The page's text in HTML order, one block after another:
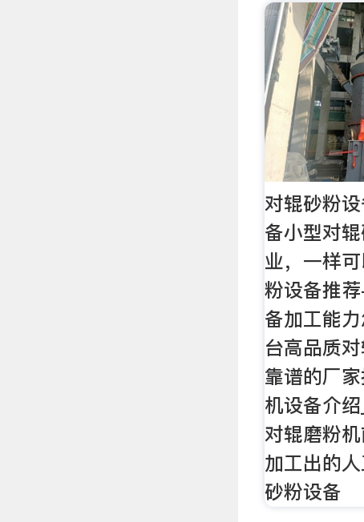
对辊砂粉
备小型对
业，一样
粉设备推
备加工能
台高品质
靠谱的厂
机设备介
对辊磨粉
加工出的
砂粉设备